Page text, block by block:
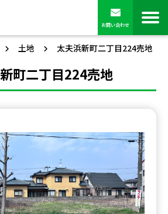
お問い合わせ
土地 太夫浜新町二丁目224売地
町二丁目224売地